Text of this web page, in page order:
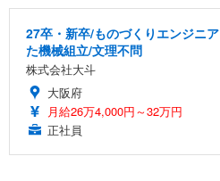
27卒・新卒/ものづくりエンジニ
た機械組立/文理不問
株式会社大斗
大阪府
月給26万4,000円～32万円
正社員